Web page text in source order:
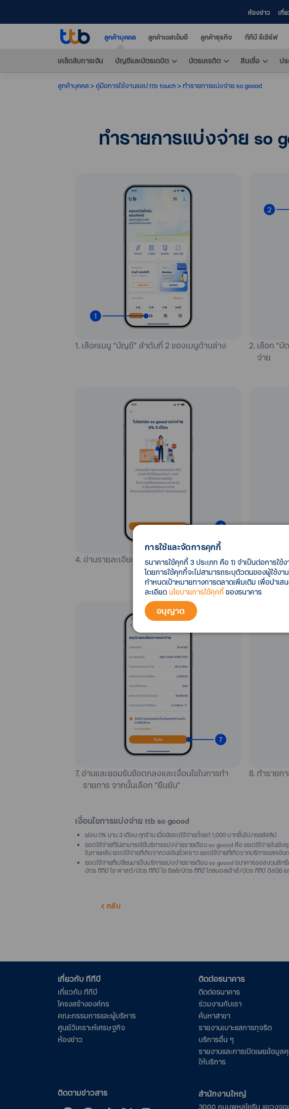
ห้องข่าว เกี่
ลูกค้าบุคคล ลูกค้าเอสเอ็มอี ลูกค้าธุรกิจ ทีทีบี รีเซิร์ฟ
เคล็ดลับการเงิน บัญชีและบัตรเดบิต บัตรเครดิต สินเชื่อ ป
ลูกค้าบุคคล คู่มือการใช้งานแอป ttb touch ทำรายการแบ่งจ่าย so goood
ทำรายการแบ่งจ่าย so
1. เลือกเมนู “บัญชี” ลำดับที่ 2 ของเมนูด้านล่าง
2. เลือก “
จ่าย
4. อ่านรายละเอียดบริการ จากนั้นเลือก “ถัดไป”
5. เลือกรา
นั้นเลือก
7. อ่านและยอมรับข้อตกลงและเงื่อนไขในการทำ
รายการ จากนั้นเลือก “ยืนยัน”
8. ทำรายก
เงื่อนไขการแบ่งจ่าย ttb so goood
ผ่อน 0% นาน 3 เดือน ทุกร้าน เมื่อมียอดใช้จ่ายตั้งแต่ 1,000 บาทขึ้นไป/เซลล์สลิป
ยอดใช้จ่ายที่ไม่สามารถใช้บริการแบ่งจ่ายรายเดือน so goood คือ ยอดใช้จ่ายในเ
ในภายหลัง ยอดใช้จ่ายที่เกิดจากวงเงินชั่วคราว ยอดใช้จ่ายที่เกิดจากบริการแลกเงิ
ยอดใช้จ่ายที่เปลี่ยนมาเป็นบริการแบ่งจ่ายรายเดือน so goood ธนาคารขอสงวน
บัตร ทีทีบี โซ ฟาสต์/บัตร ทีทีบี โซ ชิลล์/บัตร ทีทีบี โกลบอลเฮ้าส์/บัตร ทีทีบี ดิสนีย์ แ
กลับ
การใช้และจัดการคุกกี้
ธนาคารใช้คุกกี้ 3 ประเภท คือ 1) จำเป็นต่อการใ
โดยการใช้คุกกี้จะไม่สามารถระบุตัวตนของผู้ใช้ง
กำหนดเป้าหมายทางการตลาดเพิ่มเติม เพื่อนำเ
ละเอียด นโยบายการใช้คุกกี้ของธนาคาร
อนุญาต
เกี่ยวกับ ทีทีบี
เกี่ยวกับ ทีทีบี
โครงสร้างองค์กร
คณะกรรมการและผู้บริหาร
ศูนย์วิเคราะห์เศรษฐกิจ
ห้องข่าว
ติดต่อธนาคาร
ติดต่อธนาคาร
ร่วมงานกับเรา
ค้นหาสาขา
รายงานเบาะแสการทุจริต
บริการอื่น ๆ
รายงานและการเปิดเผยข้อมู
ให้บริการ
ติดตามข่าวสาร สำนักงานใหญ่
3000 ถนนพหลโยธิน แขวงจอ